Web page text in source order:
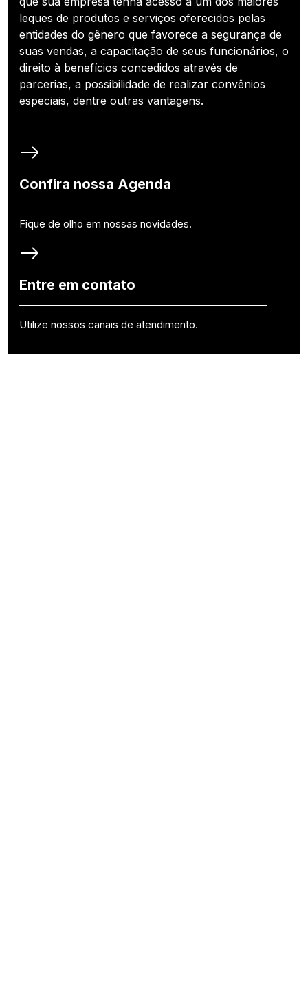
leques de produtos e serviços oferecidos pelas
entidades do gênero que favorece a segurança de
suas vendas, a capacitação de seus funcionários, o
direito à benefícios concedidos através de
parcerias, a possibilidade de realizar convênios
especiais, dentre outras vantagens.
Confira nossa Agenda
Fique de olho em nossas novidades.
Entre em contato
Utilize nossos canais de atendimento.